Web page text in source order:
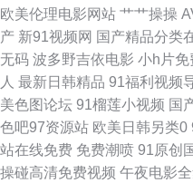
人人操人人妻 豆花视频成人社区
第页 撸撸av资源色 欧美91含羞草
影院伦理剧 欧美性交插插操操 欧
放完整版 日韩gay片 操吧av操 日
欧美伦理电影网站 艹艹操操
产 新91视频网 国产精品分类
无码 波多野吉依电影 小h片免
人 最新日韩精品 91福利视频
美色图论坛 91榴莲小视频 国
色吧97资源站 欧美日韩另类0
站在线免费 免费潮喷 91原创
操碰高清免费视频 午夜电影